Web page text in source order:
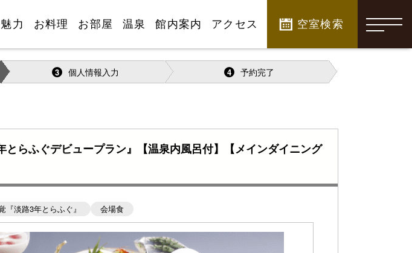
力 お料理 お部屋 温泉 館内案内 アクセス 空室検索
3 個人情報入力 4 予約完了
らふぐデビュープラン』【温泉内風呂付】【メインダイニング
『淡路3年とらふぐ』 会場食